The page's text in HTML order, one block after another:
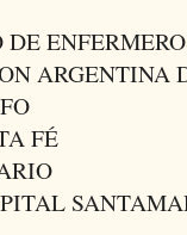
ARGENTINA
FÉ